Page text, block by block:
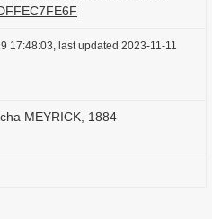
o
17:48:03, last updated 2023-11-11
MEYRICK, 1884